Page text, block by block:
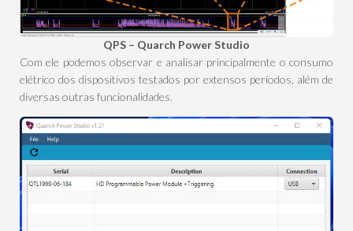
QPS – Quarch Power Studio
Com ele podemos observar e analisar principalmente o consumo
elétrico dos dispositivos testados por extensos períodos, além de
diversas outras funcionalidades.